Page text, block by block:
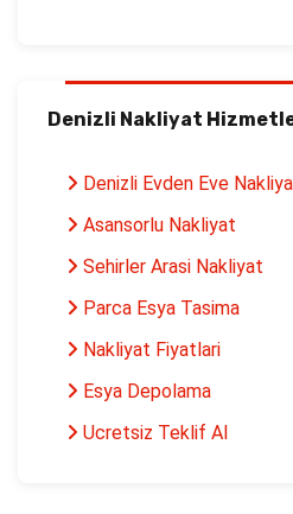
Denizli Nakliyat
Denizli Evden Eve
Asansorlu Nakliyat
Sehirler Arasi Nakliyat
Parca Esya Tasima
Nakliyat Fiyatlari
Esya Depolama
Ucretsiz Teklif Al